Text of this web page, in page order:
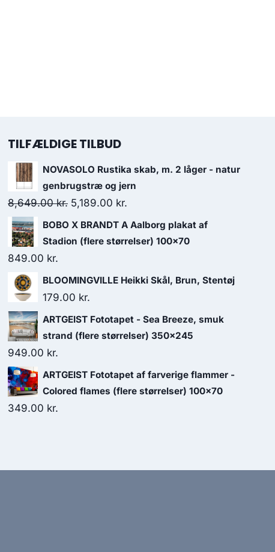
TILFÆLDIGE TILBUD
NOVASOLO Rustika skab, m. 2 låger - natur
genbrugstræ og jern
8,649.00kr. 5,189.00 kr.
BOBO X BRANDT A Aalborg plakat af
Stadion (flere størrelser) 100x70
849.00 kr.
BLOOMINGVILLE Heikki Skål, Brun, Stentøj
179.00 kr.
ARTGEIST Fototapet - Sea Breeze, smuk
strand (flere størrelser) 350x245
949.00 kr.
ARTGEIST Fototapet af farverige flammer -
Colored flames (flere størrelser) 100x70
349.00 kr.